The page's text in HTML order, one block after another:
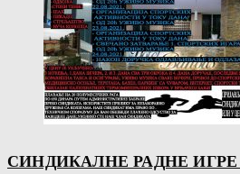
СИНДИКАЛНЕ РАДНЕ ИГРЕ